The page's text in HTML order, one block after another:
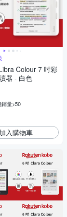
Colour 7 吋彩
器 - 白色
銷量>50
入購物車